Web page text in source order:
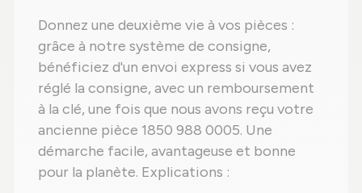
Donnez une deuxième vie à vos pièces :
grâce à notre système de consigne,
bénéficiez d'un envoi express si vous avez
réglé la consigne, avec un remboursement
à la clé, une fois que nous avons reçu votre
ancienne pièce 1850 988 0005. Une
démarche facile, avantageuse et bonne
pour la planète. Explications :